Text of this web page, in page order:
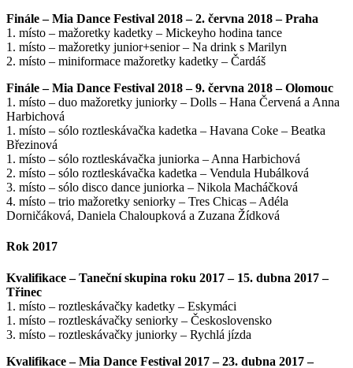
Finále – Mia Dance Festival 2018 – 2. června 2018 – Praha
1. místo – mažoretky kadetky – Mickeyho hodina tance
1. místo – mažoretky junior+senior – Na drink s Marilyn
2. místo – miniformace mažoretky kadetky – Čardáš
Finále – Mia Dance Festival 2018 – 9. června 2018 – Olomouc
1. místo – duo mažoretky juniorky – Dolls – Hana Červená a Anna
Harbichová
1. místo – sólo roztleskávačka kadetka – Havana Coke – Beatka
Březinová
1. místo – sólo roztleskávačka juniorka – Anna Harbichová
2. místo – sólo roztleskávačka kadetka – Vendula Hubálková
3. místo – sólo disco dance juniorka – Nikola Macháčková
4. místo – trio mažoretky seniorky – Tres Chicas – Adéla
Dorničáková, Daniela Chaloupková a Zuzana Žídková
Rok 2017
Kvalifikace – Taneční skupina roku 2017 – 15. dubna 2017 –
Třinec
1. místo – roztleskávačky kadetky – Eskymáci
1. místo – roztleskávačky seniorky – Československo
3. místo – roztleskávačky juniorky – Rychlá jízda
Kvalifikace – Mia Dance Festival 2017 – 23. dubna 2017 –